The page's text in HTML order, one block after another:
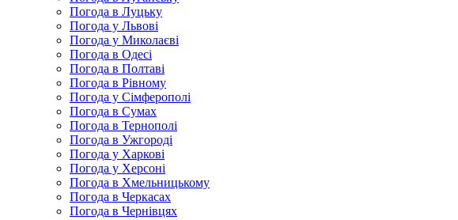
Погода в Луцьку
Погода у Львові
Погода у Миколаєві
Погода в Одесі
Погода в Полтаві
Погода в Рівному
Погода у Сімферополі
Погода в Сумах
Погода в Тернополі
Погода в Ужгороді
Погода у Харкові
Погода у Херсоні
Погода в Хмельницькому
Погода в Черкасах
Погода в Чернівцях